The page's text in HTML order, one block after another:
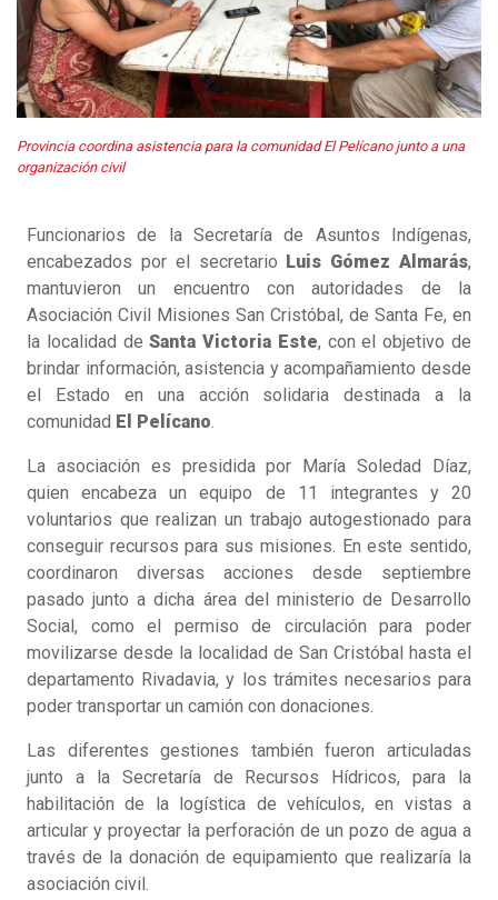
Provincia coordina asistencia para la comunidad El Pelícano junto a una
organización civil
Funcionarios de la Secretaría de Asuntos Indígenas,
encabezados por el secretario Luis Gómez Almarás,
mantuvieron un encuentro con autoridades de la
Asociación Civil Misiones San Cristóbal, de Santa Fe, en
la localidad deSanta Victoria Este, con el objetivo de
brindar información, asistencia y acompañamiento desde
el Estado en una acción solidaria destinada a la
comunidad El Pelícano
La asociación es presidida por María Soledad Díaz,
quien encabeza un equipo de 11 integrantes y 20
voluntarios que realizan un trabajo autogestionado para
conseguir recursos para sus misiones. En este sentido,
coordinaron diversas acciones desde septiembre
pasado junto a dicha área del ministerio de Desarrollo
Social, como el permiso de circulación para poder
movilizarse desde la localidad de San Cristóbal hasta el
departamento Rivadavia, y los trámites necesarios para
poder transportar un camión con donaciones.
Las diferentes gestiones también fueron articuladas
junto a la Secretaría de Recursos Hídricos, para la
habilitación de la logística de vehículos, en vistas a
articular y proyectar la perforación de un pozo de agua a
través de la donación de equipamiento que realizaría la
asociación civil.